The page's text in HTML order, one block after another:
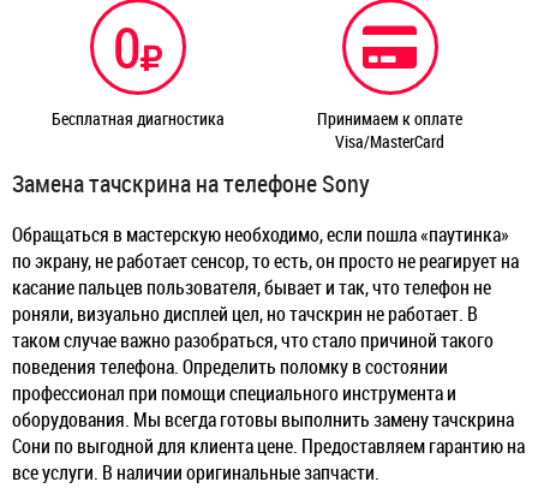
0
Бесплатная диагностика
Принимаем к оплате
Visa/MasterCard
Замена тачскрина на телефоне Sony
Обращаться в мастерскую необходимо, если пошла «паутинка»
по экрану, не работает сенсор, то есть, он просто не реагирует на
касание пальцев пользователя, бывает и так, что телефон не
роняли, визуально дисплей цел, но тачскрин не работает. В
таком случае важно разобраться, что стало причиной такого
поведения телефона. Определить поломку в состоянии
профессионал при помощи специального инструмента и
оборудования. Мы всегда готовы выполнить замену тачскрина
Сони по выгодной для клиента цене. Предоставляем гарантию на
все услуги. В наличии оригинальные запчасти.